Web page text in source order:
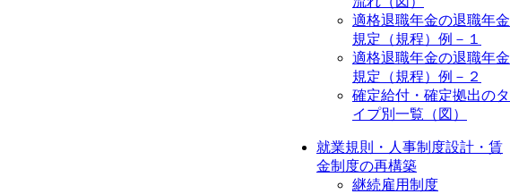
適格退職年金の退職年金
規定（規程）例－１
適格退職年金の退職年金
規定（規程）例－２
確定給付・確定拠出のタ
イプ別一覧（図）
就業規則・人事制度設計・賃
金制度の再構築
継続雇用制度